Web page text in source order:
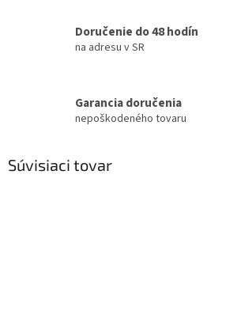
Doručenie do 48 hodín
na adresu v SR
Garancia doručenia
nepoškodeného tovaru
Súvisiaci tovar